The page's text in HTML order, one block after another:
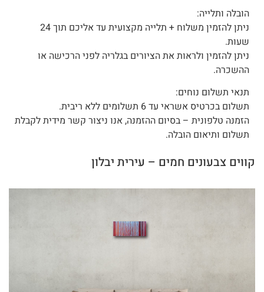
הובלה ותלייה:
ניתן להזמין משלוח + תלייה מקצועית עד אליכם תוך 24
שעות.
ניתן להזמין ולראות את הציורים בגלריה לפני הרכישה או
ההשכרה.
תנאי תשלום נוחים:
תשלום בכרטיס אשראי עד 6 תשלומים ללא ריבית.
הזמנה טלפונית – בסיום ההזמנה, אנו ניצור קשר מידית לקבלת
תשלום ותיאום הובלה.
קווים צבעונים חמים – עירית יבלון